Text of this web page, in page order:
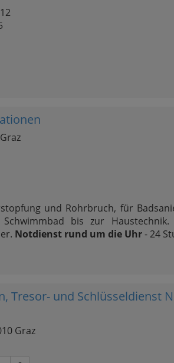
und Rohrbruch, für
bis zur
Notdienst rund um die Uhr- 24
Tresor- und Schlüsseldienst
Graz